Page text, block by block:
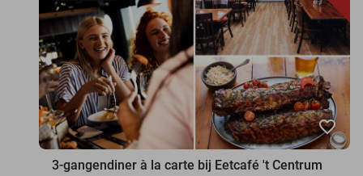
favorite_border
3-gangendiner à la carte bij Eetcafé 't Centrum